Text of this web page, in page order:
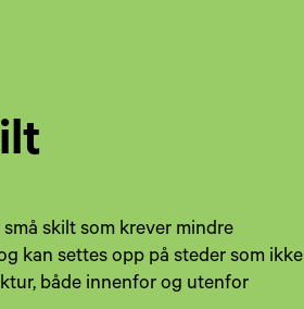
skilt som krever mindre
kan settes opp på steder som ikke
både innenfor og utenfor